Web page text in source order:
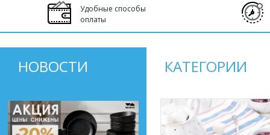
Удобные способы
оплаты
НОВОСТИ КАТЕГОРИИ